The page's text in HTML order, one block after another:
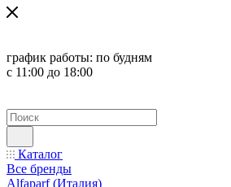
график работы: по будням
с 11:00 до 18:00
Каталог
Все бренды
Alfaparf (Италия)